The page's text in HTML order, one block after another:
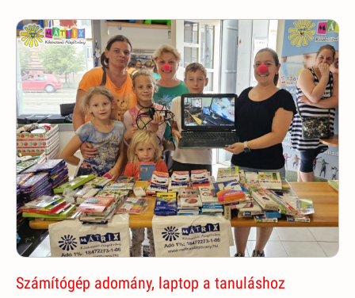
Számítógép adomány, laptop a tanuláshoz